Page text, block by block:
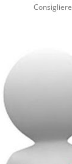
Consigliere